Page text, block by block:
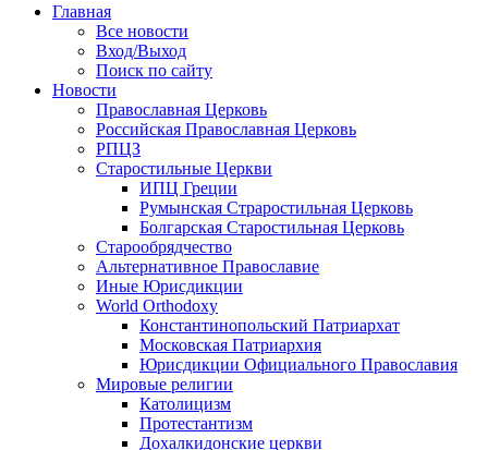
Главная
Все новости
Вход/Выход
Поиск по сайту
Новости
Православная Церковь
Российская Православная Церковь
РПЦЗ
Старостильные Церкви
ИПЦ Греции
Румынская Страростильная Церковь
Болгарская Старостильная Церковь
Старообрядчество
Альтернативное Православие
Иные Юрисдикции
World Orthodoxy
Константинопольский Патриархат
Московская Патриархия
Юрисдикции Официального Православия
Мировые религии
Католицизм
Протестантизм
Дохалкидонские церкви